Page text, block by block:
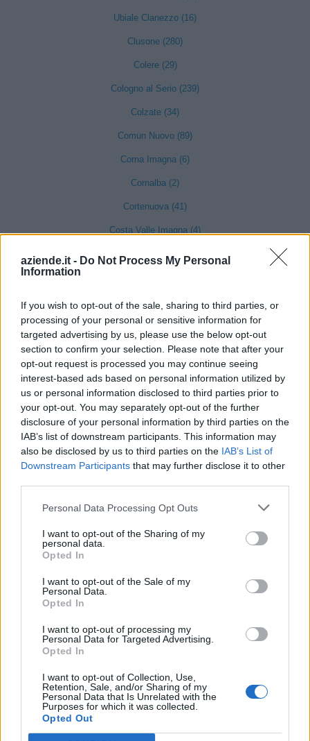
aziende.it - Do Not Process My Personal
Information
If you wish to opt-out of the sale, sharing to third parties, or
processing of your personal or sensitive information for
targeted advertising by us, please use the below opt-out
section to confirm your selection. Please note that after your
opt-out request is processed you may continue seeing
interest-based ads based on personal information utilized by
us or personal information disclosed to third parties prior to
your opt-out. You may separately opt-out of the further
disclosure of your personal information by third parties on the
IAB’s list of downstream participants. This information may
also be disclosed by us to third parties on the IAB’s List of
Downstream Participants that may further disclose it to other
Personal Data Processing Opt Outs
I want to opt-out of the Sharing of my
personal data.
Opted In
I want to opt-out of the Sale of my
Personal Data.
Opted In
I want to opt-out of processing my
Personal Data for Targeted Advertising.
Opted In
I want to opt-out of Collection, Use,
Retention, Sale, and/or Sharing of my
Personal Data that Is Unrelated with the
Purposes for which it was collected.
Opted Out
Ubiale Clanezzo (16)
Clusone (280)
Colere (29)
Cologno al Serio (239)
Colzate (34)
Comun Nuovo (89)
Corna Imagna (6)
Cornalba (2)
Cortenuova (41)
Costa Valle Imagna (4)
Costa di Mezzate (68)
Costa Volpino (280)
Covo (101)
Credaro (98)
Curno (344)
Cusio (1)
Dalmine (397)
Dossena (10)
Endine Gaiano (94)
Entratico (29)
Fara Gera d'Adda (118)
Fara Olivana con Sola (27)
Fino del Monte (14)
Fontanella (84)
Foppolo (10)
Foresto Sparso (51)